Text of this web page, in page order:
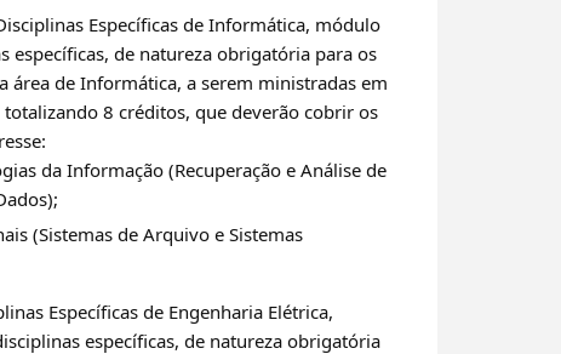
Específicas de Informática, módulo
específicas, de natureza obrigatória para os
área de Informática, a serem ministradas em
8 créditos, que deverão cobrir os
da Informação (Recuperação e Análise de
(Sistemas de Arquivo e Sistemas
Específicas de Engenharia Elétrica,
específicas, de natureza obrigatória